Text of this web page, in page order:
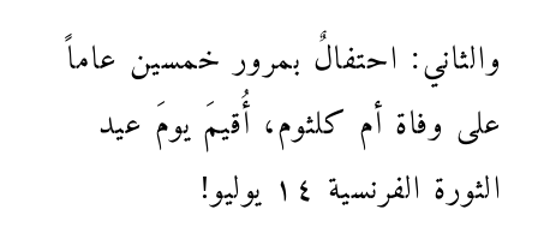
والثاني: احتفالٌ بمرور خمسين عاماً
على وفاة أم كلثوم، أُقيمَ يومَ عيد
الثورة الفرنسية ١٤ يوليو!